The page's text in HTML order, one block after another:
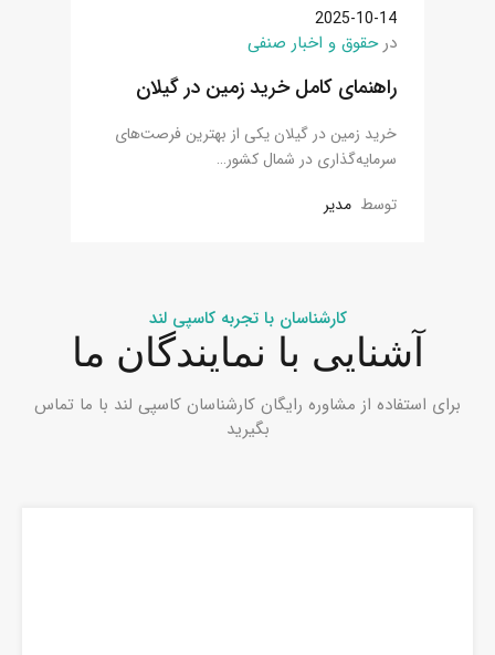
2025-10-14
درحقوق و اخبار صنفی
راهنمای کامل خرید زمین در گیلان
خرید زمین در گیلان یکی از بهترین فرصت‌های
سرمایه‌گذاری در شمال کشور…
توسط مدیر
کارشناسان با تجربه کاسپی لند
آشنایی با نمایندگان ما
برای استفاده از مشاوره رایگان کارشناسان کاسپی لند با ما تماس
بگیرید